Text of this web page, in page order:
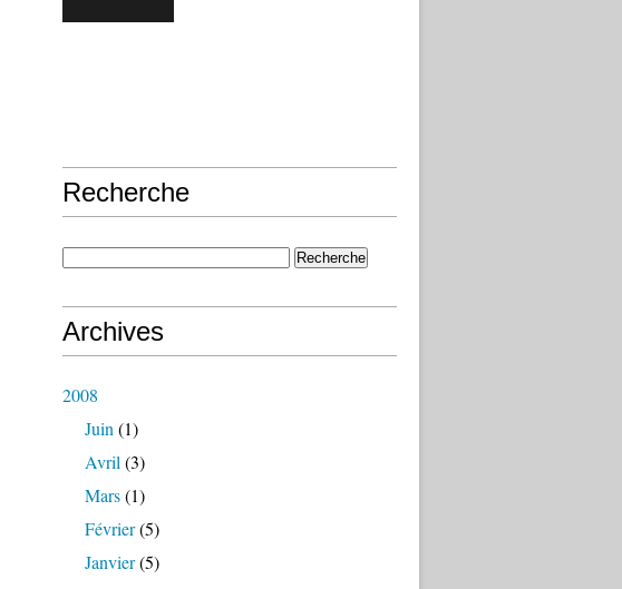
Recherche
Archives
2008
Juin (1)
Avril (3)
Mars(1)
Février(5)
Janvier(5)